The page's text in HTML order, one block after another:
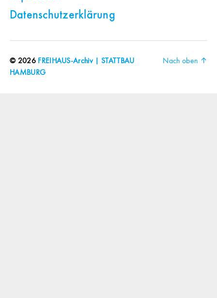
Datenschutzerklärung
© 2026 FREIHAUS-Archiv | STATTBAU
HAMBURG
Nach oben ↑